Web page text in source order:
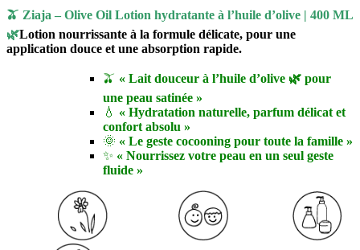
🫒 Ziaja – Olive Oil Lotion hydratante à l’huile d’olive | 400 ML
🌿Lotion nourrissante à la formule délicate, pour une
application douce et une absorption rapide.
🫒 « Lait douceur à l’huile d’olive 🌿 pour
une peau satinée »
💧 « Hydratation naturelle, parfum délicat et
confort absolu »
🌞 « Le geste cocooning pour toute la famille »
✨ « Nourrissez votre peau en un seul geste
fluide »